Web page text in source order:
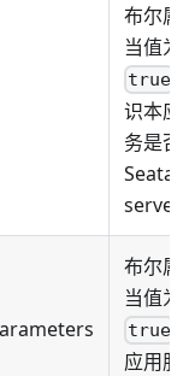
布尔属
当值为
true
识本应
务是否
Seata
server
布尔属
当值为
true
应用服